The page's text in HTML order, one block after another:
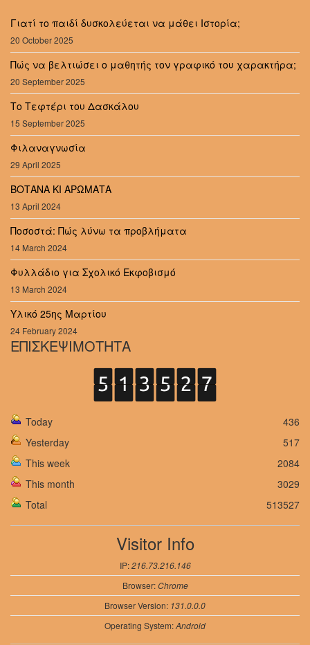
Γιατί το παιδί δυσκολεύεται να μάθει Ιστορία;
20 October 2025
Πώς να βελτιώσει ο μαθητής τον γραφικό του χαρακτήρα;
20 September 2025
Το Τεφτέρι του Δασκάλου
15 September 2025
Φιλαναγνωσία
29 April 2025
ΒΟΤΑΝΑ ΚΙ ΑΡΩΜΑΤΑ
13 April 2024
Ποσοστά: Πώς λύνω τα προβλήματα
14 March 2024
Φυλλάδιο για Σχολικό Εκφοβισμό
13 March 2024
Υλικό 25ης Μαρτίου
24 February 2024
ΕΠΙΣΚΕΨΙΜΟΤΗΤΑ
Today
436
Yesterday
517
This week
2084
This month
3029
Total
513527
Visitor Info
IP:216.73.216.146
Browser:Chrome
Browser Version: 131.0.0.0
Operating System:Android